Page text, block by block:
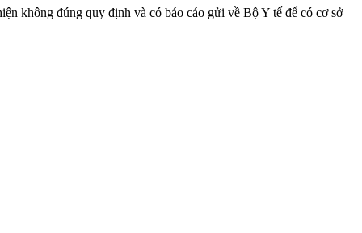
không đúng quy định và có báo cáo gửi về Bộ Y tế để có cơ sở